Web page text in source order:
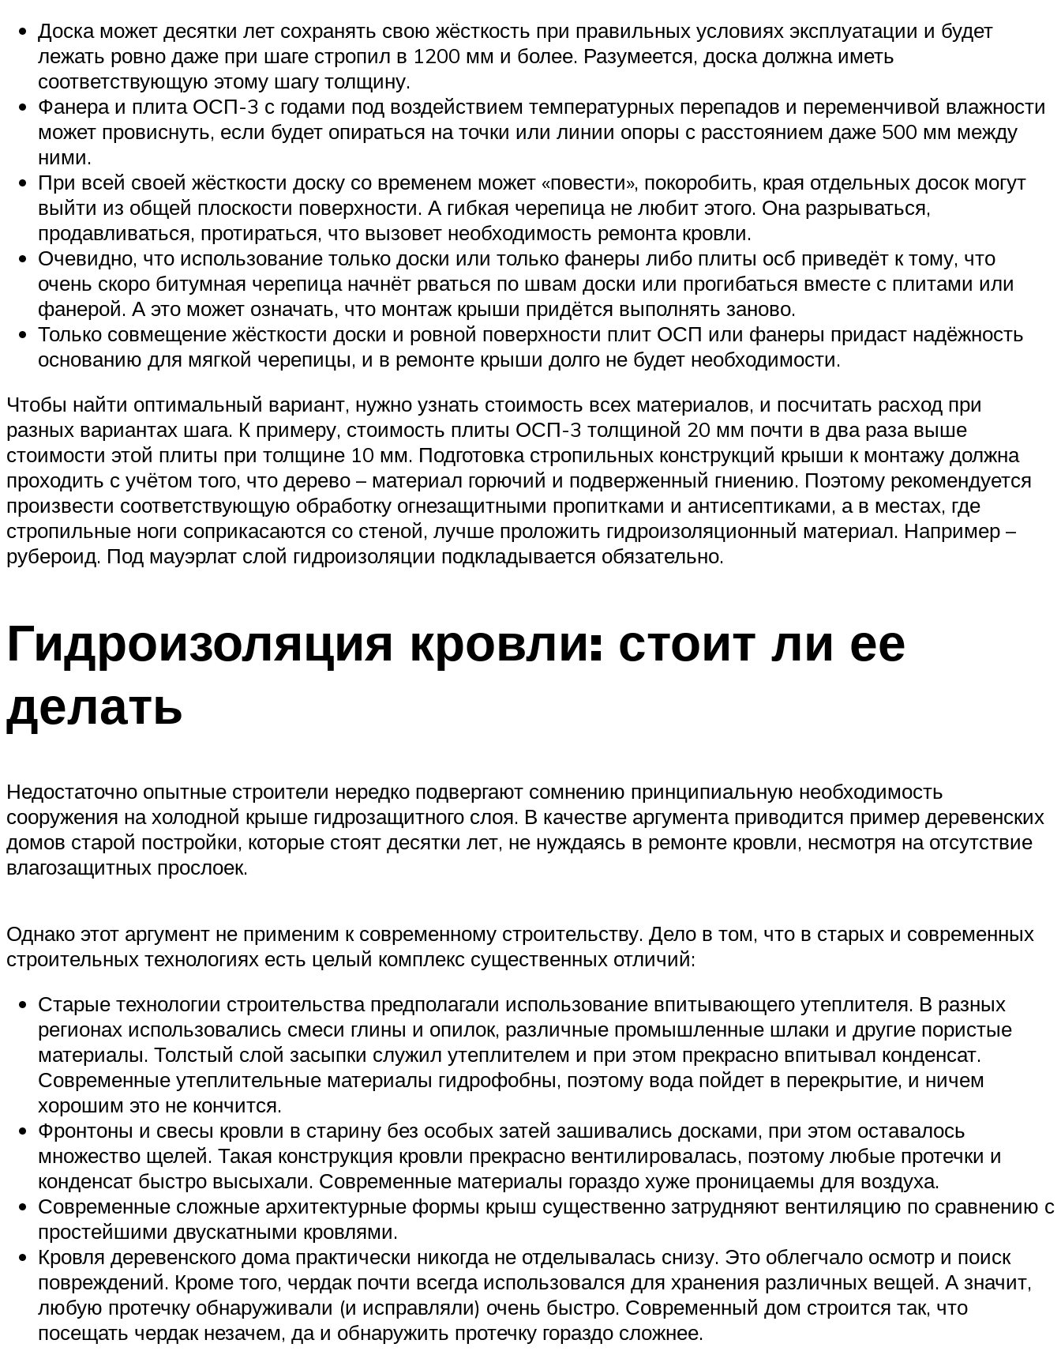
Доска может десятки лет сохранять свою жёсткость при правильных условиях эксплуатации и будет
лежать ровно даже при шаге стропил в 1200 мм и более. Разумеется, доска должна иметь
соответствующую этому шагу толщину.
Фанера и плита ОСП-3 с годами под воздействием температурных перепадов и переменчивой влажности
может провиснуть, если будет опираться на точки или линии опоры с расстоянием даже 500 мм между
ними.
При всей своей жёсткости доску со временем может «повести», покоробить, края отдельных досок могут
выйти из общей плоскости поверхности. А гибкая черепица не любит этого. Она разрываться,
продавливаться, протираться, что вызовет необходимость ремонта кровли.
Очевидно, что использование только доски или только фанеры либо плиты осб приведёт к тому, что
очень скоро битумная черепица начнёт рваться по швам доски или прогибаться вместе с плитами или
фанерой. А это может означать, что монтаж крыши придётся выполнять заново.
Только совмещение жёсткости доски и ровной поверхности плит ОСП или фанеры придаст надёжность
основанию для мягкой черепицы, и в ремонте крыши долго не будет необходимости.
Чтобы найти оптимальный вариант, нужно узнать стоимость всех материалов, и посчитать расход при
разных вариантах шага. К примеру, стоимость плиты ОСП-3 толщиной 20 мм почти в два раза выше
стоимости этой плиты при толщине 10 мм. Подготовка стропильных конструкций крыши к монтажу должна
проходить с учётом того, что дерево – материал горючий и подверженный гниению. Поэтому рекомендуется
произвести соответствующую обработку огнезащитными пропитками и антисептиками, а в местах, где
стропильные ноги соприкасаются со стеной, лучше проложить гидроизоляционный материал. Например –
рубероид. Под мауэрлат слой гидроизоляции подкладывается обязательно.
Гидроизоляция кровли: стоит ли ее
делать
Недостаточно опытные строители нередко подвергают сомнению принципиальную необходимость
сооружения на холодной крыше гидрозащитного слоя. В качестве аргумента приводится пример деревенских
домов старой постройки, которые стоят десятки лет, не нуждаясь в ремонте кровли, несмотря на отсутствие
влагозащитных прослоек.
Однако этот аргумент не применим к современному строительству. Дело в том, что в старых и современных
строительных технологиях есть целый комплекс существенных отличий:
Старые технологии строительства предполагали использование впитывающего утеплителя. В разных
регионах использовались смеси глины и опилок, различные промышленные шлаки и другие пористые
материалы. Толстый слой засыпки служил утеплителем и при этом прекрасно впитывал конденсат.
Современные утеплительные материалы гидрофобны, поэтому вода пойдет в перекрытие, и ничем
хорошим это не кончится.
Фронтоны и свесы кровли в старину без особых затей зашивались досками, при этом оставалось
множество щелей. Такая конструкция кровли прекрасно вентилировалась, поэтому любые протечки и
конденсат быстро высыхали. Современные материалы гораздо хуже проницаемы для воздуха.
Современные сложные архитектурные формы крыш существенно затрудняют вентиляцию по сравнению с
простейшими двускатными кровлями.
Кровля деревенского дома практически никогда не отделывалась снизу. Это облегчало осмотр и поиск
повреждений. Кроме того, чердак почти всегда использовался для хранения различных вещей. А значит,
любую протечку обнаруживали (и исправляли) очень быстро. Современный дом строится так, что
посещать чердак незачем, да и обнаружить протечку гораздо сложнее.